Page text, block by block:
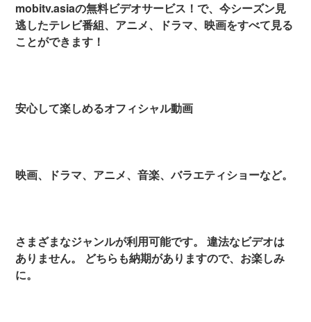
mobitv.asiaの無料ビデオサービス！で、今シーズン見
逃したテレビ番組、アニメ、ドラマ、映画をすべて見る
ことができます！
安心して楽しめるオフィシャル動画
映画、ドラマ、アニメ、音楽、バラエティショーなど。
さまざまなジャンルが利用可能です。 違法なビデオは
ありません。 どちらも納期がありますので、お楽しみ
に。